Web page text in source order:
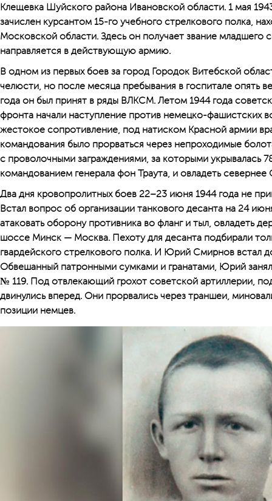
Клещевка Шуйского района Ивановской области. 1 мая
зачислен курсантом 15-го учебного стрелкового полка,
Московской области. Здесь он получает звание младшего
направляется в действующую армию.
В одном из первых боев за город Городок Витебской
челюсти, но после месяца пребывания в госпитале опять
года он был принят в ряды ВЛКСМ. Летом 1944 года
фронта начали наступление против немецко-фашистских
жестокое сопротивление, под натиском Красной армии
командования было прорваться через непроходимые
с проволочными заграждениями, за которыми укрывалась
командованием генерала фон Траута, и овладеть
Два дня кровопролитных боев 22–23 июня 1944 года не
Встал вопрос об организации танкового десанта на 24
атаковать оборону противника во фланг и тыл, овладеть
шоссе Минск — Москва. Пехоту для десанта подбирали
гвардейского стрелкового полка. И Юрий Смирнов встал
Обвешанный патронными сумками и гранатами, Юрий
№ 119. Под отвлекающий грохот советской артиллерии,
двинулись вперед. Они прорвались через траншеи,
позиции немцев.